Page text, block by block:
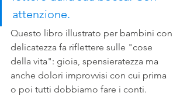
attenzione.
Questo libro illustrato per bambini con
delicatezza fa riflettere sulle "cose
della vita": gioia, spensieratezza ma
anche dolori improvvisi con cui prima
o poi tutti dobbiamo fare i conti.